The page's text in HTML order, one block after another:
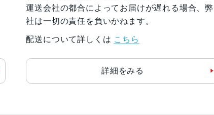
運送会社の都合によってお届けが遅れる場合、弊
社は一切の責任を負いかねます。
配送について詳しくは こちら
詳細をみる